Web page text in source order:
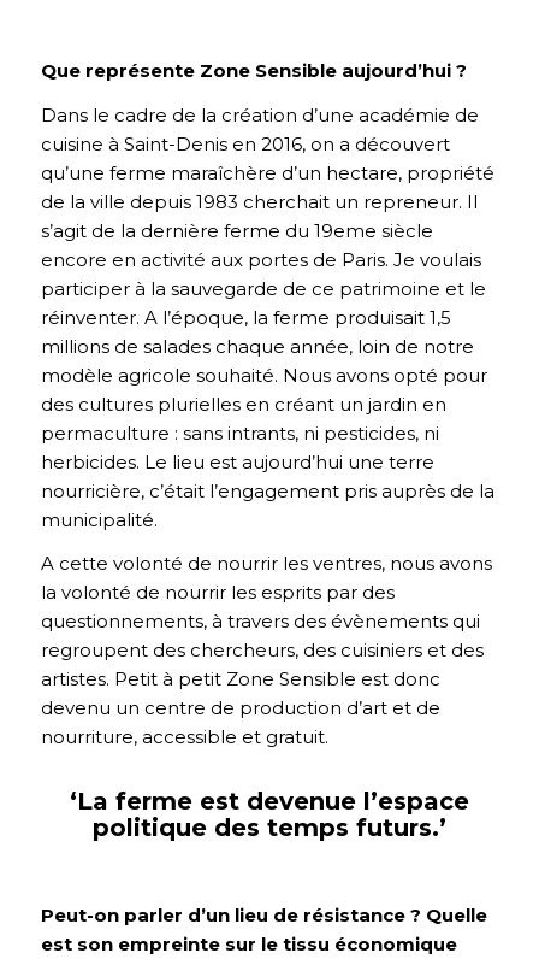
Que représente Zone Sensible aujourd’hui ?
Dans le cadre de la création d’une académie de
cuisine à Saint-Denis en 2016, on a découvert
qu’une ferme maraîchère d’un hectare, propriété
de la ville depuis 1983 cherchait un repreneur. Il
s’agit de la dernière ferme du 19eme siècle
encore en activité aux portes de Paris. Je voulais
participer à la sauvegarde de ce patrimoine et le
réinventer. A l’époque, la ferme produisait 1,5
millions de salades chaque année, loin de notre
modèle agricole souhaité. Nous avons opté pour
des cultures plurielles en créant un jardin en
permaculture : sans intrants, ni pesticides, ni
herbicides. Le lieu est aujourd’hui une terre
nourricière, c’était l’engagement pris auprès de la
municipalité.
A cette volonté de nourrir les ventres, nous avons
la volonté de nourrir les esprits par des
questionnements, à travers des évènements qui
regroupent des chercheurs, des cuisiniers et des
artistes. Petit à petit Zone Sensible est donc
devenu un centre de production d’art et de
nourriture, accessible et gratuit.
‘La ferme est devenue l’espace
politique des temps futurs.’
Peut-on parler d’un lieu de résistance ? Quelle
est son empreinte sur le tissu économique